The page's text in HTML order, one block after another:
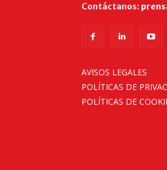
Contáctanos:
AVISOS LEGALES
POLÍTICAS DE
POLÍTICAS DE